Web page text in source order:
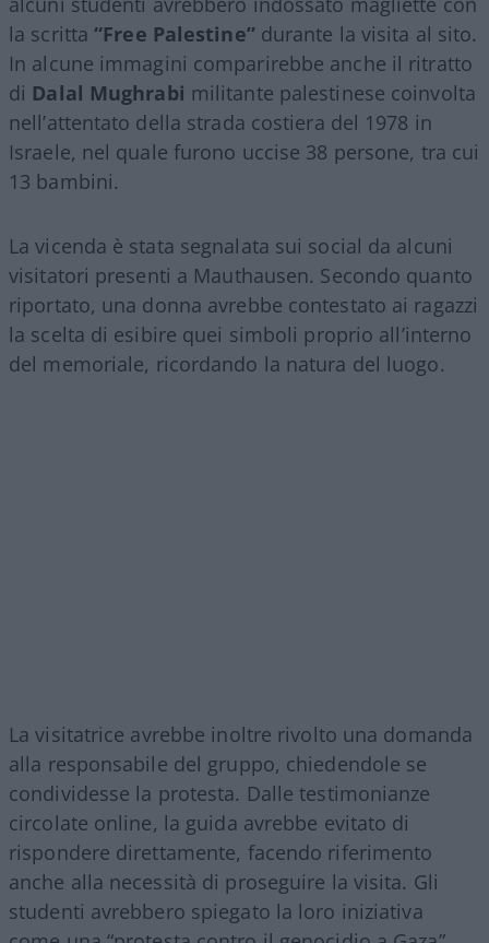
la scritta“Free Palestine”durante la visita al sito.
In alcune immagini comparirebbe anche il ritratto
di Dalal Mughrabi militante palestinese coinvolta
nell’attentato della strada costiera del 1978 in
Israele, nel quale furono uccise 38 persone, tra cui
13 bambini.
La vicenda è stata segnalata sui social da alcuni
visitatori presenti a Mauthausen. Secondo quanto
riportato, una donna avrebbe contestato ai ragazzi
la scelta di esibire quei simboli proprio all’interno
del memoriale, ricordando la natura del luogo.
La visitatrice avrebbe inoltre rivolto una domanda
alla responsabile del gruppo, chiedendole se
condividesse la protesta. Dalle testimonianze
circolate online, la guida avrebbe evitato di
rispondere direttamente, facendo riferimento
anche alla necessità di proseguire la visita. Gli
studenti avrebbero spiegato la loro iniziativa